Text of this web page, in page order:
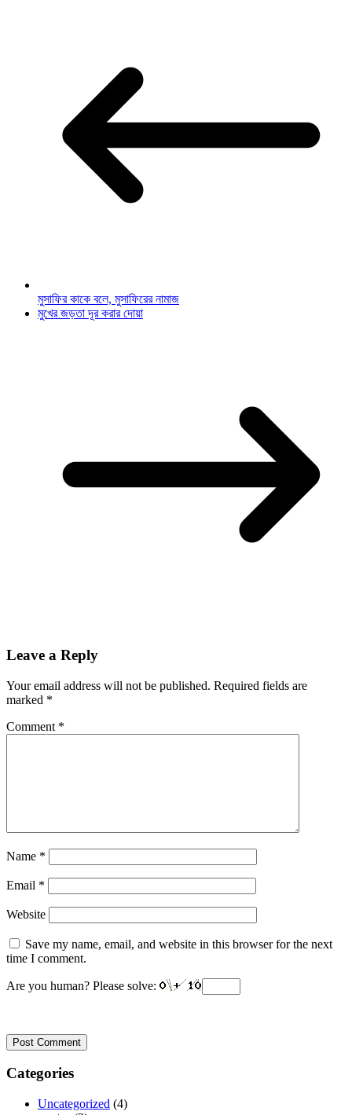
মুসাফির কাকে বলে, মুসাফিরের নামাজ
মুখের জড়তা দূর করার দোয়া
Leave a Reply
Your email address will not be published. Required fields are
marked *
Comment *
Name *
Email *
Website
Save my name, email, and website in this browser for the next
time I comment.
Are you human? Please solve:
Categories
Uncategorized (4)